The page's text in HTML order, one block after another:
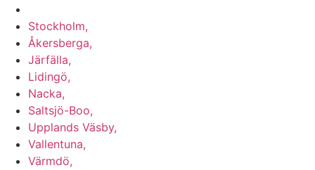
Stockholm,
Åkersberga,
Järfälla,
Lidingö,
Nacka,
Saltsjö-Boo,
Upplands Väsby,
Vallentuna,
Värmdö,